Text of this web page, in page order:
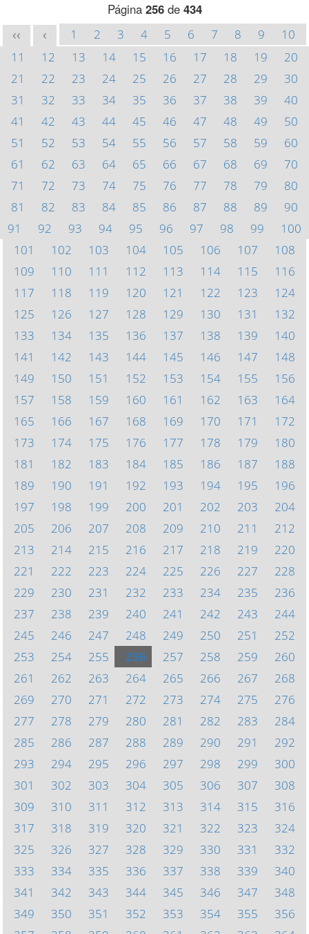
Página 256de 434
<< < 1 2 3 4 5 6 7 8 9
10
11
12 13 14 15 16 17 18 19
20
21
22 23 24 25 26 27 28 29
30
31
32 33 34 35 36 37 38 39
40
41
42 43 44 45 46 47 48 49
50
51
52 53 54 55 56 57 58 59
60
61
62 63 64 65 66 67 68 69
70
71
72 73 74 75 76 77 78 79
80
81
82 83 84 85 86 87 88 89
90
91
92 93 94 95 96 97 98 99
100
101
102 103 104 105 106 107
108
109
110 111 112 113 114 115
116
117
118 119 120 121 122 123
124
125
126 127 128 129 130 131
132
133
134 135 136 137 138 139
140
141
142 143 144 145 146 147
148
149
150 151 152 153 154 155
156
157
158 159 160 161 162 163
164
165
166 167 168 169 170 171
172
173
174 175 176 177 178 179
180
181
182 183 184 185 186 187
188
189
190 191 192 193 194 195
196
197
198 199 200 201 202 203
204
205
206 207 208 209 210 211
212
213
214 215 216 217 218 219
220
221
222 223 224 225 226 227
228
229
230 231 232 233 234 235
236
237
238 239 240 241 242 243
244
245
246 247 248 249 250 251
252
253
254 255 256 257 258 259
260
261
262 263 264 265 266 267
268
269
270 271 272 273 274 275
276
277
278 279 280 281 282 283
284
285
286 287 288 289 290 291
292
293
294 295 296 297 298 299
300
301
302 303 304 305 306 307
308
309
310 311 312 313 314 315
316
317
318 319 320 321 322 323
324
325
326 327 328 329 330 331
332
333
334 335 336 337 338 339
340
341
342 343 344 345 346 347
348
349
350 351 352 353 354 355
356